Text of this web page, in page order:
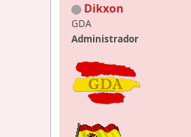
Dikxon
GDA
Administrador